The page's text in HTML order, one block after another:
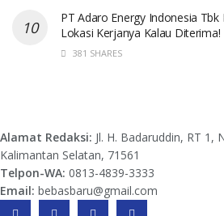
PT Adaro Energy Indonesia
Lokasi Kerjanya Kalau Diterima!
381 SHARES
Alamat Redaksi: Jl. H. Badaruddin, RT 1,
Kalimantan Selatan, 71561
Telpon-WA: 0813-4839-3333
Email: bebasbaru@gmail.com